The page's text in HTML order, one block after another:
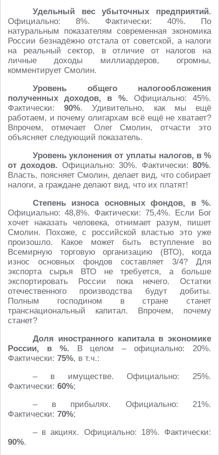
Удельный вес убыточных предприятий.
Официально: 8%. Фактически: 40%. По
натуральным показателям современная экономика
России безнадёжно отстала от советской, а налоги
на реальный сектор, в отличие от налогов на
личные доходы миллиардеров, огромны,
комментирует Смолин.
Уровень общего налогообложения
полученных доходов, в %. Официально: 45%.
Фактически:90%. Удивительно, как мы ещё
работаем, и почему олигархам всё ещё не хватает?
Впрочем, отмечает Олег Смолин, отчасти это
объясняет следующий показатель.
Уровень уклонения от уплаты налогов, в %
от доходов. Официально: 30%. Фактически:80%.
Власть, поясняет Смолин, делает вид, что собирает
налоги, а граждане делают вид, что их платят!
Степень износа основных фондов, в %.
Официально: 48,8%. Фактически: 75,4%. Если Бог
хочет наказать человека, отнимает разум, пишет
Смолин. Похоже, с российской властью это уже
произошло. Какое может быть вступление во
Всемирную торговую организацию (ВТО), когда
износ основных фондов составляет 3/4? Для
экспорта сырья ВТО не требуется, а больше
экспортировать России пока нечего. Остатки
отечественного производства будут добиты.
Полным господином в стране станет
транснациональный капитал. Впрочем, почему
станет?
Доля иностранного капитала в экономике
России, в %. В целом – официально: 20%.
Фактически: 75%, в т.ч.:
– в имуществе. Официально: 25%.
Фактически: 60%;
– в прибылях. Официально: 21%.
Фактически: 70%;
– в акциях. Официально: 18%. Фактически:
90%.